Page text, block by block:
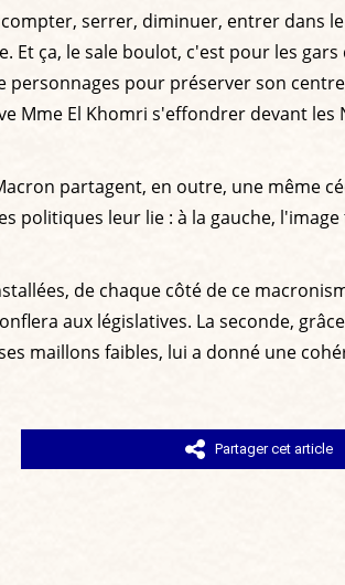
serrer, diminuer, entrer
Et ça, le sale boulot, c'est pour les
pour préserver son
Mme El Khomri s'effondrer devant
partagent, en outre, une même
politiques leur lie : à la gauche,
de chaque côté de ce
aux législatives. La seconde,
maillons faibles, lui a donné une
Partager cet article